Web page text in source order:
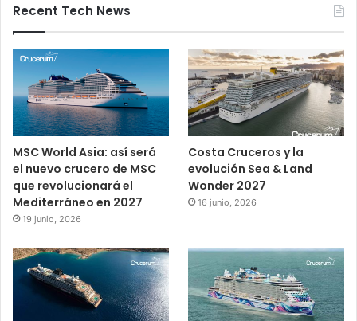
Recent Tech News
MSC World Asia: así será
el nuevo crucero de MSC
que revolucionará el
Mediterráneo en 2027
19 junio, 2026
Costa Cruceros y la
evolución Sea & Land
Wonder 2027
16 junio, 2026